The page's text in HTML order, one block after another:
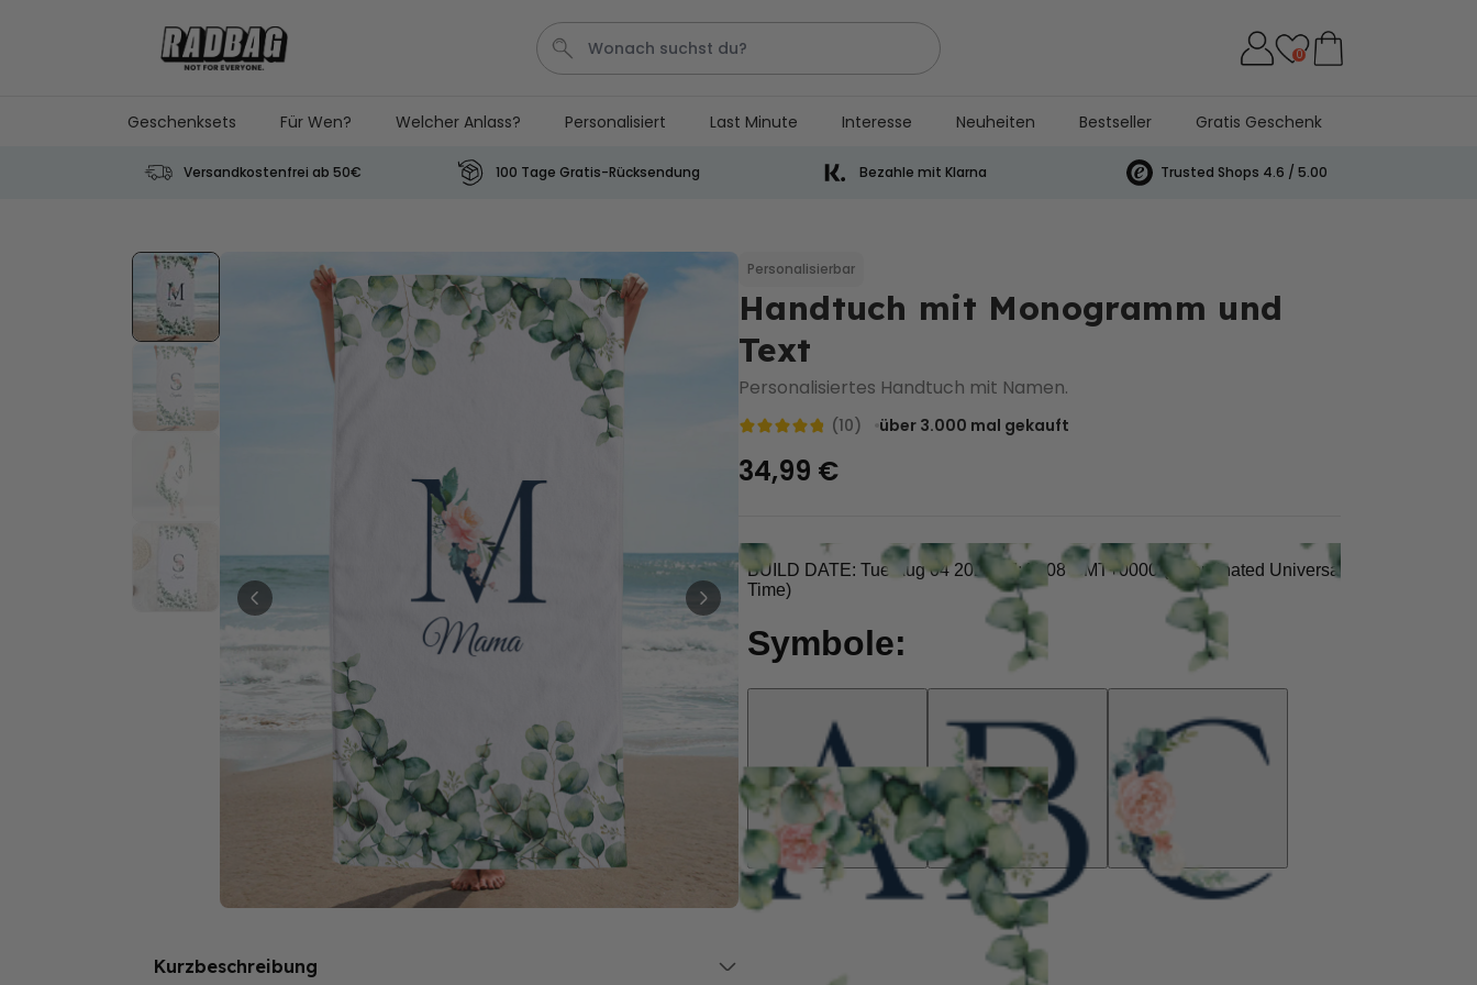
Personalisierbares Handtuch
mit Getränken und Spruch
über 10.000
Personalisierbar
Personalisierbares Retro-
über 2.400
über 19.400
mal gekauft
16,99 €
Personalisierbar
Personalisierbare Schürze
Pizzeria mit Gesicht
29,99 €
Personalisierbare
Champagnerschale mit Text
über 2.000
mal gekauft
0
Geschenksets Für Wen? Welcher Anlass? Personalisiert Last Minute Interesse Neuheiten Bestseller Gratis Geschenk
Versandkostenfrei ab 50€ 100 Tage Gratis-Rücksendung Bezahle mit Klarna Trusted Shops 4.6 / 5.00
Kurzbeschreibung
Personalisierbar
Handtuch mit Monogramm und
Text
Personalisiertes Handtuch mit Namen.
(10) über 3.000 mal gekauft
34,99 €